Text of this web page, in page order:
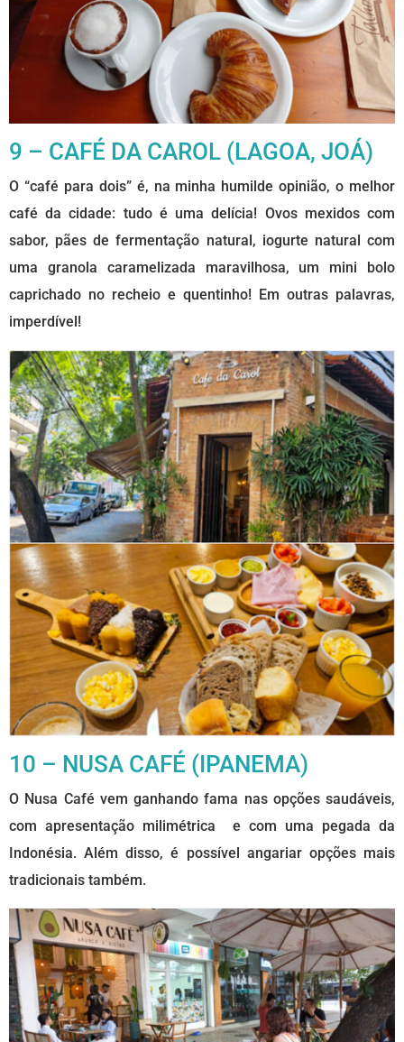
9 – CAFÉ DA CAROL (LAGOA, JOÁ)
O “café para dois” é, na minha humilde opinião, o melhor
café da cidade: tudo é uma delícia! Ovos mexidos com
sabor, pães de fermentação natural, iogurte natural com
uma granola caramelizada maravilhosa, um mini bolo
caprichado no recheio e quentinho! Em outras palavras,
imperdível!
10 – NUSA CAFÉ (IPANEMA)
O Nusa Café vem ganhando fama nas opções saudáveis,
com apresentação milimétrica e com uma pegada da
Indonésia. Além disso, é possível angariar opções mais
tradicionais também.